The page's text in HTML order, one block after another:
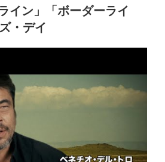
イン」「ボーダーライ
・デイ